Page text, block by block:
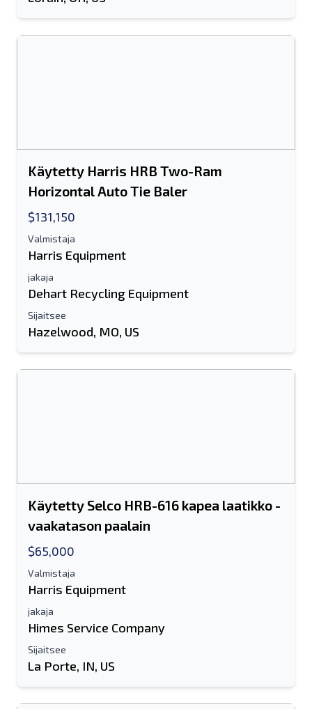
Sähköpostiosoite
Käytetty Harris HRB Two-Ram
Horizontal Auto Tie Baler
$131,150
Valmistaja
Harris Equipment
jakaja
Dehart Recycling Equipment
Sijaitsee
Hazelwood, MO, US
Käytetty Selco HRB-616 kapea laatikko -
vaakatason paalain
$65,000
Valmistaja
Harris Equipment
jakaja
Himes Service Company
Sijaitsee
La Porte, IN, US
Joko sähköpostiosoite tai
Tekstiluettelo mobiililaitteelle
Koko nimesi
lisäinformaatio